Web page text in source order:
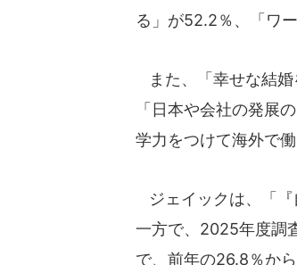
る」が52.2％、「ワ
また、「幸せな結婚
「日本や会社の発展
学力をつけて海外で
ジェイックは、「『
一方で、2025年度調
で、前年の26.8％か